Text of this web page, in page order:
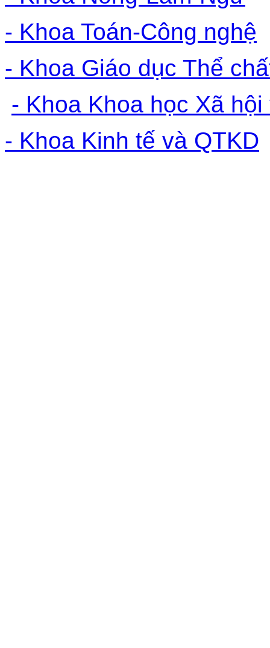
- Khoa Toán-Công nghệ
- Khoa Giáo dục Thể
- Khoa Khoa học Xã
- Khoa Kinh tế và QTKD